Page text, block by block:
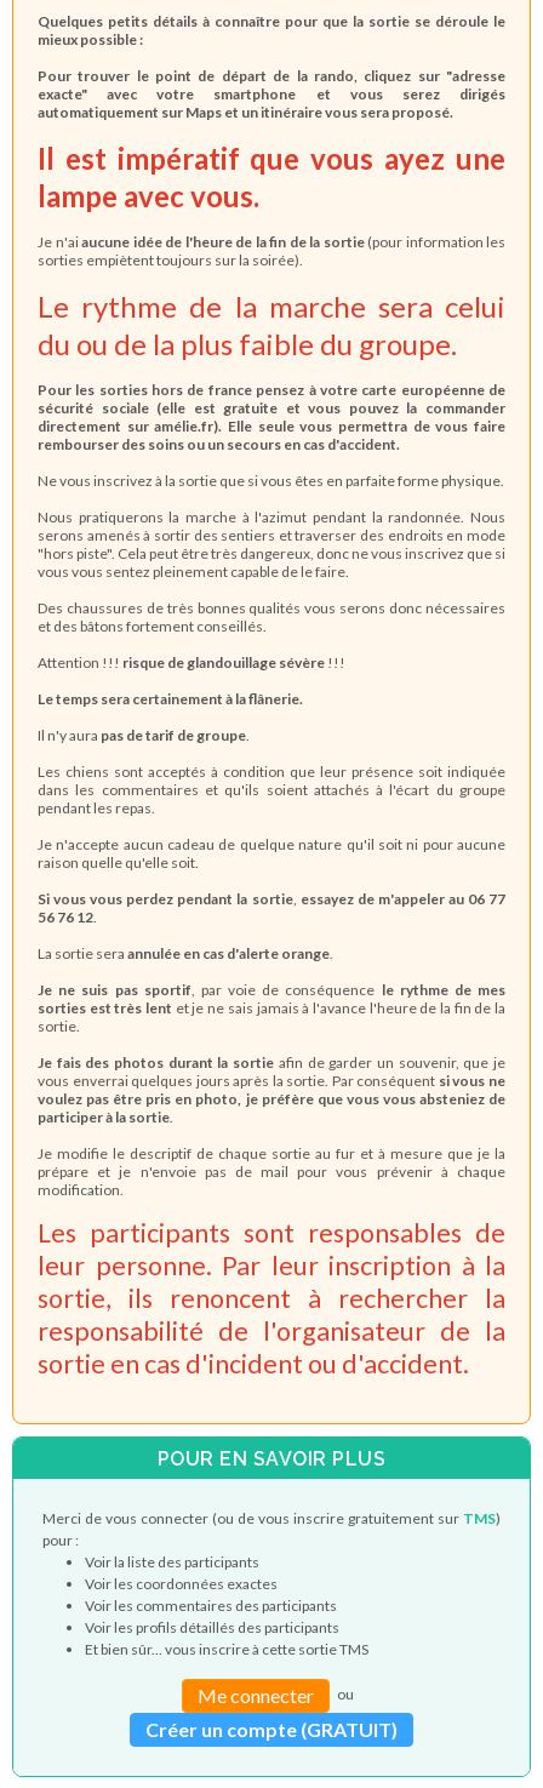
Quelques petits détails à connaître pour que la sortie se déroule le
mieux possible :
Pour trouver le point de départ de la rando, cliquez sur "adresse
exacte" avec votre smartphone et vous serez dirigés
automatiquement sur Maps et un itinéraire vous sera proposé.
Il est impératif que vous ayez une
lampe avec vous.
Je n'aiaucune idée de l'heure de la fin de la sortie (pour information les
sorties empiètent toujours sur la soirée).
Le rythme de la marche sera celui
du ou de la plus faible du groupe.
Pour les sorties hors de france pensez à votre carte européenne de
sécurité sociale (elle est gratuite et vous pouvez la commander
directement sur amélie.fr). Elle seule vous permettra de vous faire
rembourser des soins ou un secours en cas d'accident.
Ne vous inscrivez à la sortie que si vous êtes en parfaite forme physique.
Nous pratiquerons la marche à l'azimut pendant la randonnée. Nous
serons amenés à sortir des sentiers et traverser des endroits en mode
"hors piste". Cela peut être très dangereux, donc ne vous inscrivez que si
vous vous sentez pleinement capable de le faire.
Des chaussures de très bonnes qualités vous serons donc nécessaires
et des bâtons fortement conseillés.
Attention !!! risque de glandouillage sévère !!!
Le temps sera certainement à la flânerie.
Il n'y aura pas de tarif de groupe
Les chiens sont acceptés à condition que leur présence soit indiquée
dans les commentaires et qu'ils soient attachés à l'écart du groupe
pendant les repas.
Je n'accepte aucun cadeau de quelque nature qu'il soit ni pour aucune
raison quelle qu'elle soit.
Si vous vous perdez pendant la sortie, essayez de m'appeler au 06 77
56 76 12
La sortie sera annulée en cas d'alerte orange
Je ne suis pas sportif , par voie de conséquence le rythme de mes
sorties est très lent et je ne sais jamais à l'avance l'heure de la fin de la
sortie.
Je fais des photos durant la sortie afin de garder un souvenir, que je
vous enverrai quelques jours après la sortie. Par conséquent si vous ne
voulez pas être pris en photo, je préfère que vous vous absteniez de
participer à la sortie
Je modifie le descriptif de chaque sortie au fur et à mesure que je la
prépare et je n'envoie pas de mail pour vous prévenir à chaque
modification.
Les participants sont responsables de
leur personne. Par leur inscription à la
sortie, ils renoncent à rechercher la
responsabilité de l'organisateur de la
sortie en cas d'incident ou d'accident.
POUR EN SAVOIR PLUS
Merci de vous connecter (ou de vous inscrire gratuitement sur TMS)
pour :
Voir la liste des participants
Voir les coordonnées exactes
Voir les commentaires des participants
Voir les profils détaillés des participants
Et bien sûr... vous inscrire à cette sortie TMS
Me connecter ou
Créer un compte (GRATUIT)